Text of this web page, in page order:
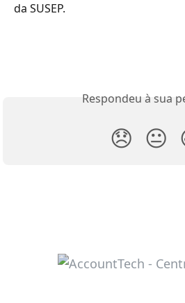
da SUSEP.
Respondeu à sua
😞 😐